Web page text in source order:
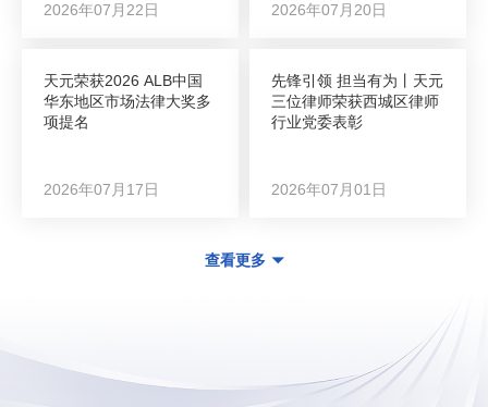
2026年07月22日 2026年07月20日
天元荣获2026 ALB中国
华东地区市场法律大奖多
项提名
2026年07月17日
先锋引领 担当有为丨天元
三位律师荣获西城区律师
行业党委表彰
2026年07月01日
查看更多